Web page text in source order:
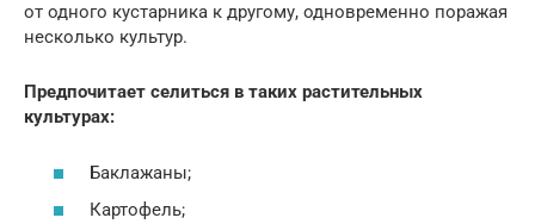
от одного кустарника к другому, одновременно поражая
несколько культур.
Предпочитает селиться в таких растительных
культурах:
Баклажаны;
Картофель;